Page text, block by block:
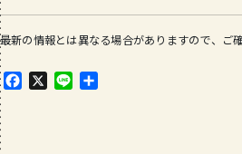
最新の情報とは異なる場合がありますので、ご
F
X
L